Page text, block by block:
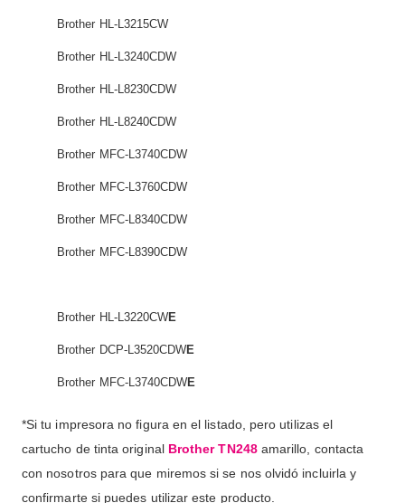
Brother HL-L3215CW
Brother HL-L3240CDW
Brother HL-L8230CDW
Brother HL-L8240CDW
Brother MFC-L3740CDW
Brother MFC-L3760CDW
Brother MFC-L8340CDW
Brother MFC-L8390CDW
Brother HL-L3220CWE
Brother DCP-L3520CDWE
Brother MFC-L3740CDWE
*Si tu impresora no figura en el listado, pero utilizas el
cartucho de tinta original Brother TN248amarillo, contacta
con nosotros para que miremos si se nos olvidó incluirla y
confirmarte si puedes utilizar este producto.